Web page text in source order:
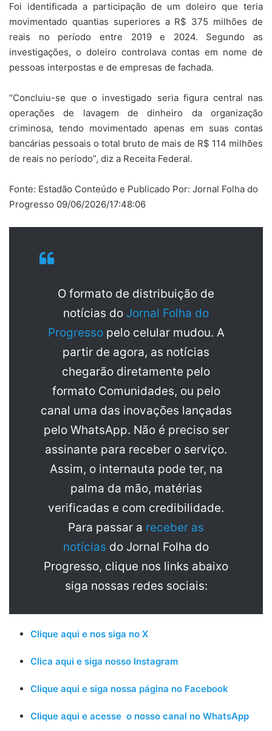
Foi identificada a participação de um doleiro que teria
movimentado quantias superiores a R$ 375 milhões de
reais no período entre 2019 e 2024. Segundo as
investigações, o doleiro controlava contas em nome de
pessoas interpostas e de empresas de fachada.
“Concluiu-se que o investigado seria figura central nas
operações de lavagem de dinheiro da organização
criminosa, tendo movimentado apenas em suas contas
bancárias pessoais o total bruto de mais de R$ 114 milhões
de reais no período”, diz a Receita Federal.
Fonte: Estadão Conteúdo e Publicado Por: Jornal Folha do
Progresso 09/06/2026/17:48:06
O formato de distribuição de
notícias do Jornal Folha do
Progresso pelo celular mudou. A
partir de agora, as notícias
chegarão diretamente pelo
formato Comunidades, ou pelo
canal uma das inovações lançadas
pelo WhatsApp. Não é preciso ser
assinante para receber o serviço.
Assim, o internauta pode ter, na
palma da mão, matérias
verificadas e com credibilidade.
Para passar a receber as
notícias do Jornal Folha do
Progresso, clique nos links abaixo
siga nossas redes sociais:
Clique aqui e nos siga no X
Clica aqui e siga nosso Instagram
Clique aqui e siga nossa página no Facebook
Clique aqui e acesse o nosso canal no WhatsApp